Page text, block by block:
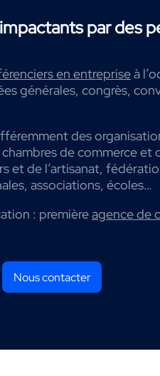
par des
en entrepriseà
générales, congrès,
des
de commerce et
et de l’artisanat,
associations, écoles…
: premièreagence de
Nous contacter